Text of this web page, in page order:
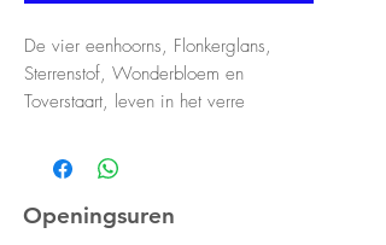
De vier eenhoorns, Flonkerglans,
Sterrenstof, Wonderbloem en
Toverstaart, leven in het verre
Uitgelaten galopperen ze over de
wattenwolkjes, glijden langs de
Openingsuren